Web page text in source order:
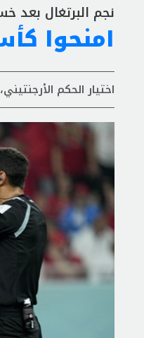
نجم البرتغال بعد
امنحوا
اختيار الحكم